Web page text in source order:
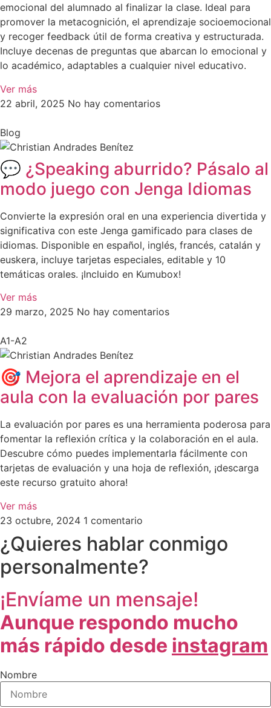
emocional del alumnado al finalizar la clase. Ideal para
promover la metacognición, el aprendizaje socioemocional
y recoger feedback útil de forma creativa y estructurada.
Incluye decenas de preguntas que abarcan lo emocional y
lo académico, adaptables a cualquier nivel educativo.
Ver más
22 abril, 2025 No hay comentarios
Blog
💬 ¿Speaking aburrido? Pásalo al
modo juego con Jenga Idiomas
Convierte la expresión oral en una experiencia divertida y
significativa con este Jenga gamificado para clases de
idiomas. Disponible en español, inglés, francés, catalán y
euskera, incluye tarjetas especiales, editable y 10
temáticas orales. ¡Incluido en Kumubox!
Ver más
29 marzo, 2025 No hay comentarios
A1-A2
🎯 Mejora el aprendizaje en el
aula con la evaluación por pares
La evaluación por pares es una herramienta poderosa para
fomentar la reflexión crítica y la colaboración en el aula.
Descubre cómo puedes implementarla fácilmente con
tarjetas de evaluación y una hoja de reflexión, ¡descarga
este recurso gratuito ahora!
Ver más
23 octubre, 2024 1 comentario
¿Quieres hablar conmigo
personalmente?
¡Envíame un mensaje!
Aunque respondo mucho
más rápido desde instagram
Nombre